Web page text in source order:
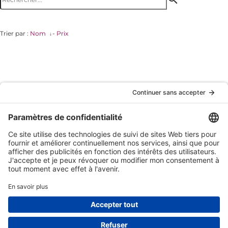
Trier par : Nom - Prix